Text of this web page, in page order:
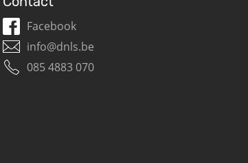
Facebook
info@dnls.be
085 4883 070